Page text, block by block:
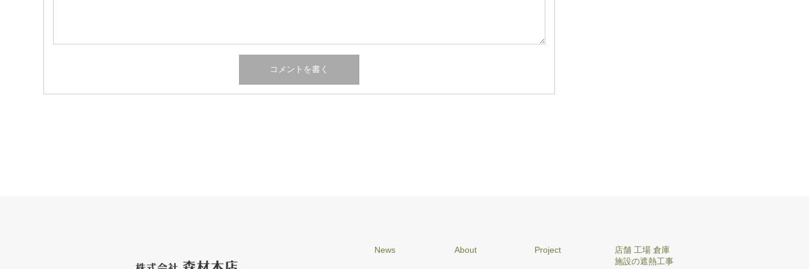
News About Project
店舗 工場 倉庫
施設の遮熱工事